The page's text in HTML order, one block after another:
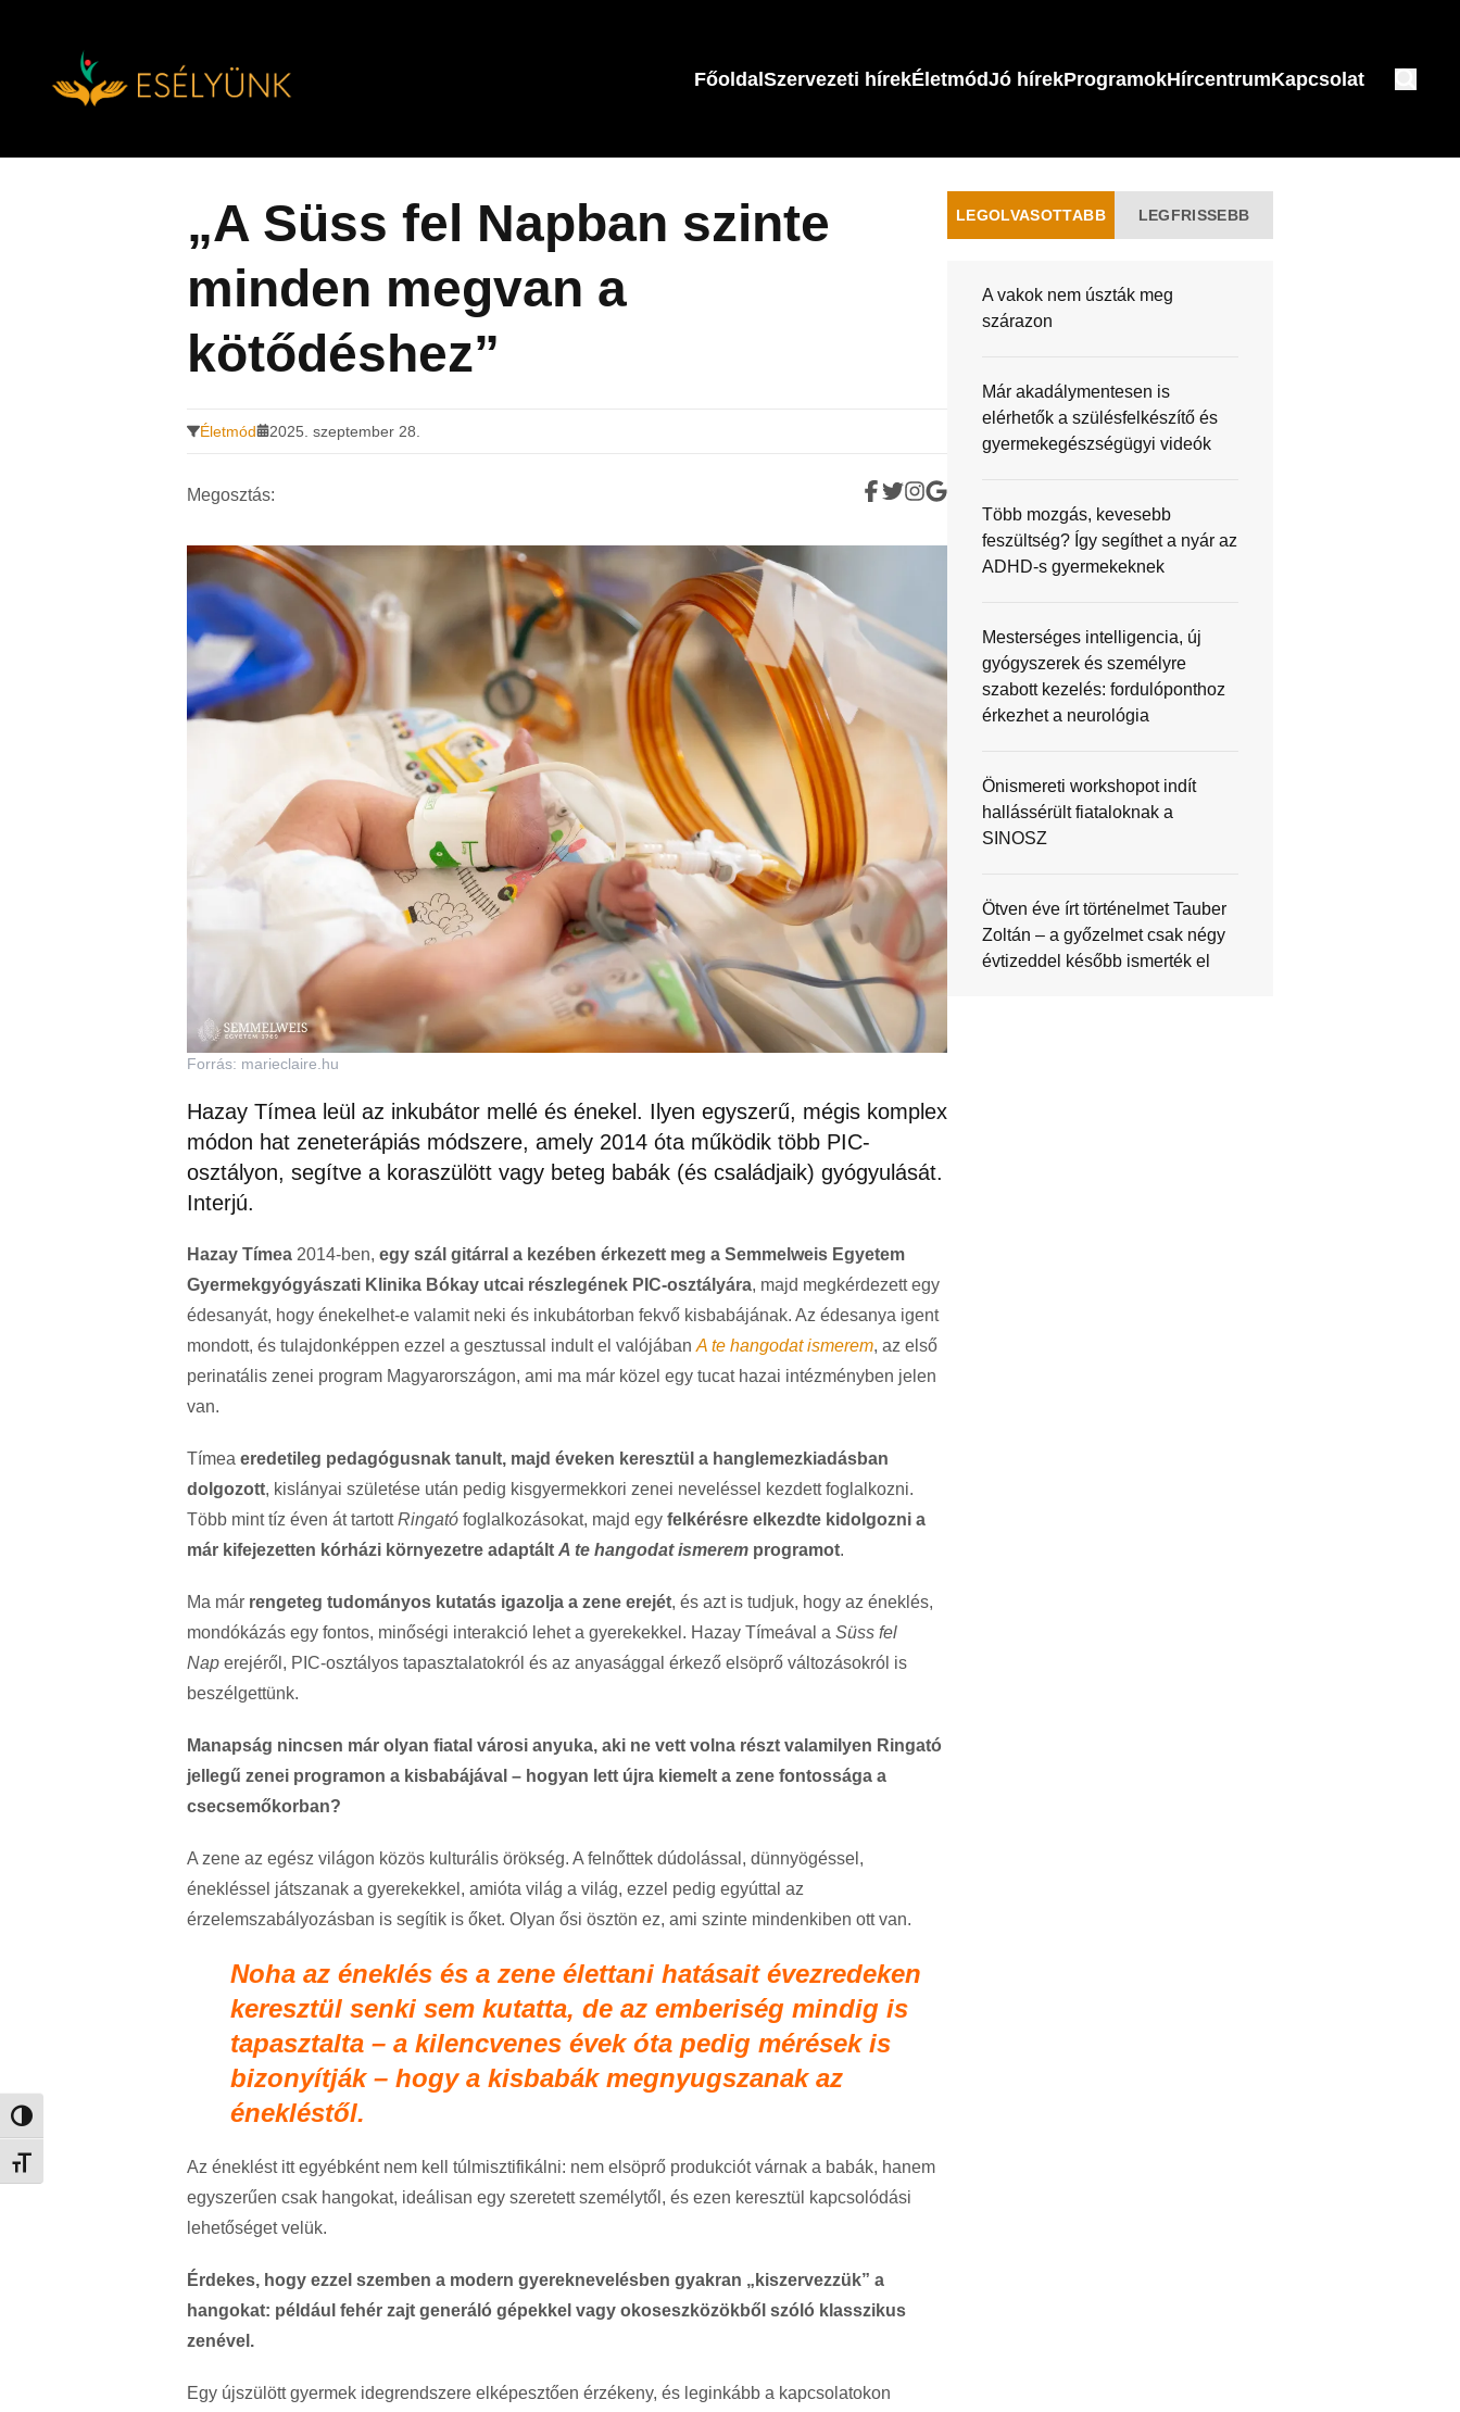
Nagy kontraszt váltása
Betűméret váltása
FőoldalSzervezeti hírekÉletmódJó hírekProgramokHírcentrumKapcsolat
„A Süss fel Napban szinte
minden megvan a
kötődéshez”
Életmód 2025. szeptember 28.
Megosztás:
Forrás: marieclaire.hu
Hazay Tímea leül az inkubátor mellé és énekel. Ilyen egyszerű, mégis komplex
módon hat zeneterápiás módszere, amely 2014 óta működik több PIC-
osztályon, segítve a koraszülött vagy beteg babák (és családjaik) gyógyulását.
Interjú.
Hazay Tímea 2014-ben, egy szál gitárral a kezében érkezett meg a Semmelweis Egyetem
Gyermekgyógyászati Klinika Bókay utcai részlegének PIC-osztályára, majd megkérdezett egy
édesanyát, hogy énekelhet-e valamit neki és inkubátorban fekvő kisbabájának. Az édesanya igent
mondott, és tulajdonképpen ezzel a gesztussal indult el valójában A te hangodat ismerem, az első
perinatális zenei program Magyarországon, ami ma már közel egy tucat hazai intézményben jelen
van.
Tímea eredetileg pedagógusnak tanult, majd éveken keresztül a hanglemezkiadásban
dolgozott, kislányai születése után pedig kisgyermekkori zenei neveléssel kezdett foglalkozni.
Több mint tíz éven át tartottRingató foglalkozásokat, majd egy felkérésre elkezdte kidolgozni a
már kifejezetten kórházi környezetre adaptált A te hangodat ismerem programot.
Ma már rengeteg tudományos kutatás igazolja a zene erejét, és azt is tudjuk, hogy az éneklés,
mondókázás egy fontos, minőségi interakció lehet a gyerekekkel. Hazay Tímeával a Süss fel
Nap erejéről, PIC-osztályos tapasztalatokról és az anyasággal érkező elsöprő változásokról is
beszélgettünk.
Manapság nincsen már olyan fiatal városi anyuka, aki ne vett volna részt valamilyen Ringató
jellegű zenei programon a kisbabájával – hogyan lett újra kiemelt a zene fontossága a
csecsemőkorban?
A zene az egész világon közös kulturális örökség. A felnőttek dúdolással, dünnyögéssel,
énekléssel játszanak a gyerekekkel, amióta világ a világ, ezzel pedig egyúttal az
érzelemszabályozásban is segítik is őket. Olyan ősi ösztön ez, ami szinte mindenkiben ott van.
Noha az éneklés és a zene élettani hatásait évezredeken
keresztül senki sem kutatta, de az emberiség mindig is
tapasztalta – a kilencvenes évek óta pedig mérések is
bizonyítják – hogy a kisbabák megnyugszanak az
énekléstől.
Az éneklést itt egyébként nem kell túlmisztifikálni: nem elsöprő produkciót várnak a babák, hanem
egyszerűen csak hangokat, ideálisan egy szeretett személytől, és ezen keresztül kapcsolódási
lehetőséget velük.
Érdekes, hogy ezzel szemben a modern gyereknevelésben gyakran „kiszervezzük” a
hangokat: például fehér zajt generáló gépekkel vagy okoseszközökből szóló klasszikus
zenével.
Egy újszülött gyermek idegrendszere elképesztően érzékeny, és leginkább a kapcsolatokon
LEGOLVASOTTABB LEGFRISSEBB
A vakok nem úszták meg
szárazon
Már akadálymentesen is
elérhetők a szülésfelkészítő és
gyermekegészségügyi videók
Több mozgás, kevesebb
feszültség? Így segíthet a nyár az
ADHD-s gyermekeknek
Mesterséges intelligencia, új
gyógyszerek és személyre
szabott kezelés: fordulóponthoz
érkezhet a neurológia
Önismereti workshopot indít
hallássérült fiataloknak a
SINOSZ
Ötven éve írt történelmet Tauber
Zoltán – a győzelmet csak négy
évtizeddel később ismerték el